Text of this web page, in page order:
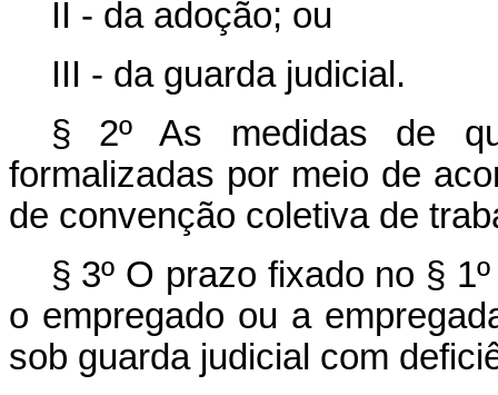
II - da adoção; ou
III - da guarda judicial.
§ 2º As medidas de
formalizadas por meio de
de convenção coletiva de
§ 3º O prazo fixado no §
o empregado ou a
sob guarda judicial com